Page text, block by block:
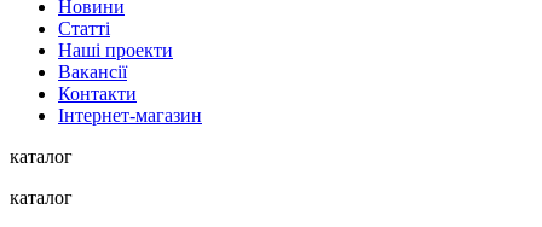
Новини
Статті
Наші проекти
Вакансії
Контакти
Інтернет-магазин
каталог
каталог